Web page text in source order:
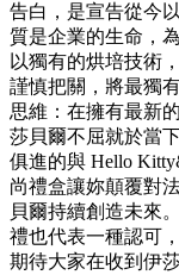
告白，是宣告從今
質是企業的生命，
以獨有的烘培技術
謹慎把關，將最獨
思維：在擁有最新
莎貝爾不屈就於當
俱進的與 Hello
尚禮盒讓妳顛覆對
貝爾持續創造未來
禮也代表一種認可
期待大家在收到伊